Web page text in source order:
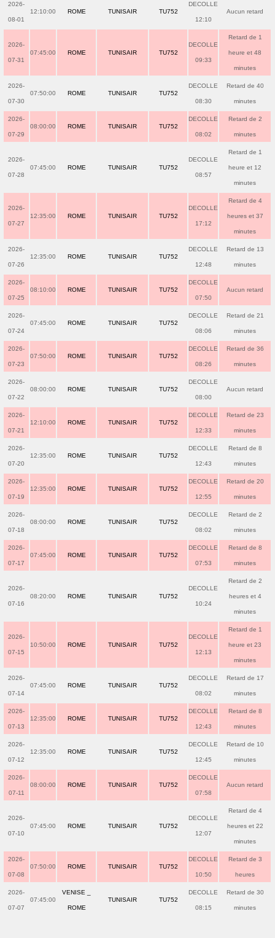
2026-
08-01
12:10:00 ROME TUNISAIR TU752
DECOLLE
12:10
Aucun retard
2026-
07-31
07:45:00 ROME TUNISAIR TU752
DECOLLE
09:33
Retard de 1
heure et 48
minutes
2026-
07-30
07:50:00 ROME TUNISAIR TU752
DECOLLE
08:30
Retard de 40
minutes
2026-
07-29
08:00:00 ROME TUNISAIR TU752
DECOLLE
08:02
Retard de 2
minutes
2026-
07-28
07:45:00 ROME TUNISAIR TU752
DECOLLE
08:57
Retard de 1
heure et 12
minutes
2026-
07-27
12:35:00 ROME TUNISAIR TU752
DECOLLE
17:12
Retard de 4
heures et 37
minutes
2026-
07-26
12:35:00 ROME TUNISAIR TU752
DECOLLE
12:48
Retard de 13
minutes
2026-
07-25
08:10:00 ROME TUNISAIR TU752
DECOLLE
07:50
Aucun retard
2026-
07-24
07:45:00 ROME TUNISAIR TU752
DECOLLE
08:06
Retard de 21
minutes
2026-
07-23
07:50:00 ROME TUNISAIR TU752
DECOLLE
08:26
Retard de 36
minutes
2026-
07-22
08:00:00 ROME TUNISAIR TU752
DECOLLE
08:00
Aucun retard
2026-
07-21
12:10:00 ROME TUNISAIR TU752
DECOLLE
12:33
Retard de 23
minutes
2026-
07-20
12:35:00 ROME TUNISAIR TU752
DECOLLE
12:43
Retard de 8
minutes
2026-
07-19
12:35:00 ROME TUNISAIR TU752
DECOLLE
12:55
Retard de 20
minutes
2026-
07-18
08:00:00 ROME TUNISAIR TU752
DECOLLE
08:02
Retard de 2
minutes
2026-
07-17
07:45:00 ROME TUNISAIR TU752
DECOLLE
07:53
Retard de 8
minutes
2026-
07-16
08:20:00 ROME TUNISAIR TU752
DECOLLE
10:24
Retard de 2
heures et 4
minutes
2026-
07-15
10:50:00 ROME TUNISAIR TU752
DECOLLE
12:13
Retard de 1
heure et 23
minutes
2026-
07-14
07:45:00 ROME TUNISAIR TU752
DECOLLE
08:02
Retard de 17
minutes
2026-
07-13
12:35:00 ROME TUNISAIR TU752
DECOLLE
12:43
Retard de 8
minutes
2026-
07-12
12:35:00 ROME TUNISAIR TU752
DECOLLE
12:45
Retard de 10
minutes
2026-
07-11
08:00:00 ROME TUNISAIR TU752
DECOLLE
07:58
Aucun retard
2026-
07-10
07:45:00 ROME TUNISAIR TU752
DECOLLE
12:07
Retard de 4
heures et 22
minutes
2026-
07-08
07:50:00 ROME TUNISAIR TU752
DECOLLE
10:50
Retard de 3
heures
2026-
07-07
07:45:00
VENISE _
ROME
TUNISAIR TU752
DECOLLE
08:15
Retard de 30
minutes